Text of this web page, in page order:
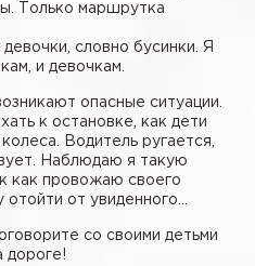
Только маршрутка
словно бусинки. Я
и девочкам.
опасные ситуации.
к остановке, как дети
Водитель ругается,
Наблюдаю я такую
как провожаю своего
от увиденного…
со своими детьми
дороге!